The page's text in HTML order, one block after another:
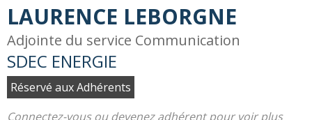
LAURENCE LEBORGNE
Adjointe du service Communication
SDEC ENERGIE
Réservé aux Adhérents
Connectez-vous ou devenez adhérent pour voir plus